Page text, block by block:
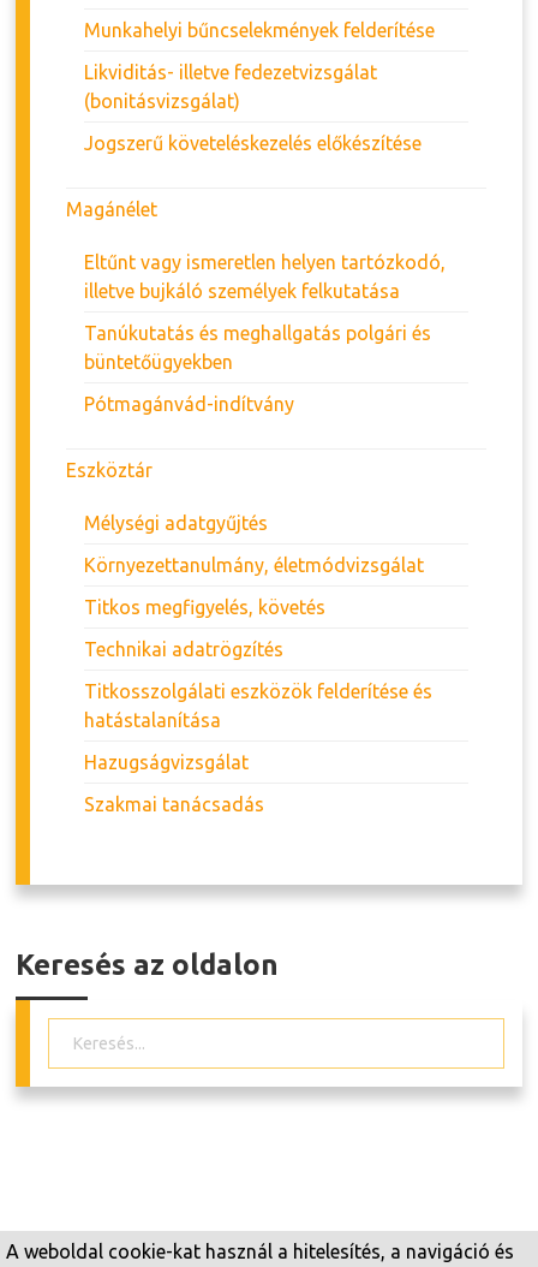
Munkahelyi bűncselekmények felderítése
Likviditás- illetve fedezetvizsgálat
(bonitásvizsgálat)
Jogszerű követeléskezelés előkészítése
Magánélet
Eltűnt vagy ismeretlen helyen tartózkodó,
illetve bujkáló személyek felkutatása
Tanúkutatás és meghallgatás polgári és
büntetőügyekben
Pótmagánvád-indítvány
Eszköztár
Mélységi adatgyűjtés
Környezettanulmány, életmódvizsgálat
Titkos megfigyelés, követés
Technikai adatrögzítés
Titkosszolgálati eszközök felderítése és
hatástalanítása
Hazugságvizsgálat
Szakmai tanácsadás
Keresés az oldalon
A weboldal cookie-kat használ a hitelesítés, a navigáció és